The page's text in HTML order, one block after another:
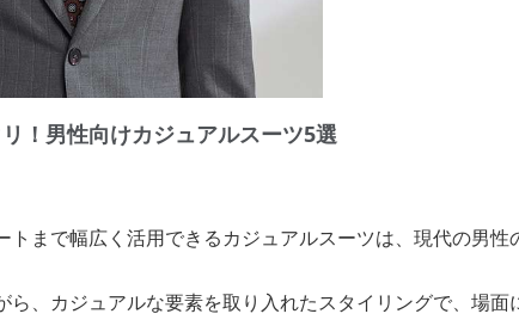
！男性向けカジュアルスーツ5選
トまで幅広く活用できるカジュアルスーツは、現代の男
ら、カジュアルな要素を取り入れたスタイリングで、場